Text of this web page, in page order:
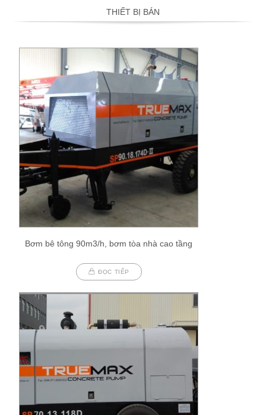
THIẾT BỊ BÁN
Bơm bê tông 90m3/h, bơm tòa nhà cao tầng
ĐỌC TIẾP